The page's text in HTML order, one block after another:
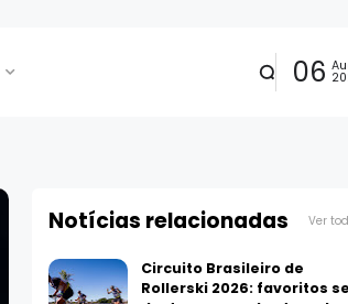
06
Notícias relacionadas Ver
Circuito Brasileiro de
Rollerski 2026: favoritos se